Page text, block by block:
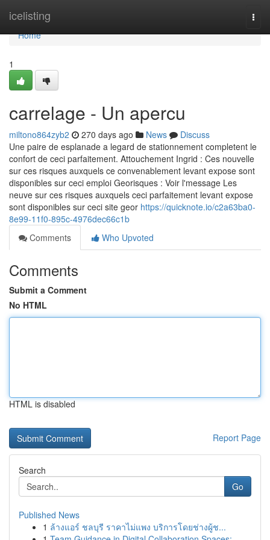
icelisting
Home
Home
1
carrelage - Un apercu
miltono864zyb2 270 days ago News
Discuss
Une paire de esplanade a legard de stationnement completent le
confort de ceci parfaitement. Attouchement Ingrid : Ces nouvelle
sur ces risques auxquels ce convenablement levant expose sont
disponibles sur ceci emploi Georisques : Voir l'message Les
neuve sur ces risques auxquels ceci parfaitement levant expose
sont disponibles sur ceci site geor https://quicknote.io/c2a63ba0-
8e99-11f0-895c-4976dec66c1b
Comments
Who Upvoted
Comments
Submit a Comment
No HTML
HTML is disabled
Report Page
Search
Go
Published News
1 ล้างแอร์ ชลบุรี ราคาไม่แพง บริการโดยช่างผู้ช...